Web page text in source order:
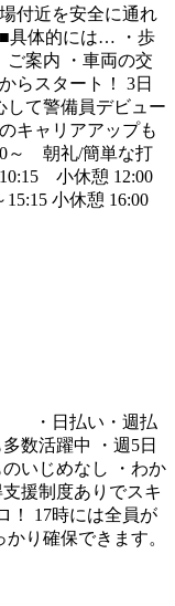
付近を安全に通れ
具体的には… ・歩
ご案内 ・車両の交
スタート！ 3日
して警備員デビュー
ャリアアップも
～ 朝礼/簡単な打
小休憩 12:00
小休憩 16:00
・日払い・週払
数活躍中 ・週5日
いじめなし ・わか
援制度ありでスキ
！ 17時には全員が
り確保できます。